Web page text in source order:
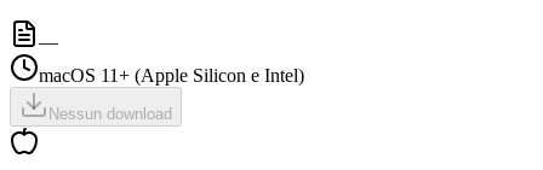
—
macOS 11+ (Apple Silicon e Intel)
Nessun download